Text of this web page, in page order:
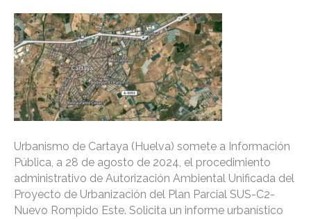
Urbanismo de Cartaya (Huelva) somete a Información
Pública, a 28 de agosto de 2024, el procedimiento
administrativo de Autorización Ambiental Unificada del
Proyecto de Urbanización del Plan Parcial SUS-C2-
Nuevo Rompido Este. Solicita un informe urbanístico